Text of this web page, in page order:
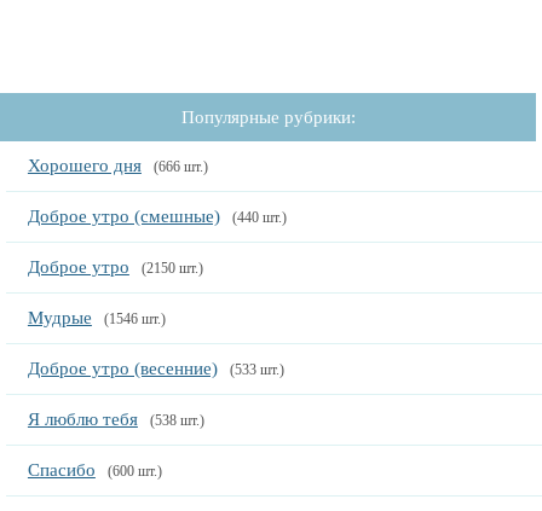
Популярные рубрики:
Хорошего дня (666 шт.)
Доброе утро (смешные) (440 шт.)
Доброе утро (2150 шт.)
Мудрые (1546 шт.)
Доброе утро (весенние) (533 шт.)
Я люблю тебя (538 шт.)
Спасибо (600 шт.)